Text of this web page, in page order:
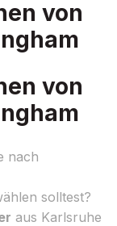
von
von
nach
solltest?
aus Karlsruhe